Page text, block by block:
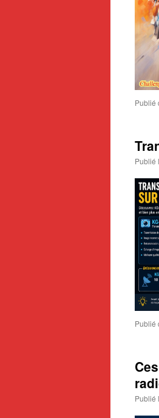
Publié
Publié
Publié
Publié